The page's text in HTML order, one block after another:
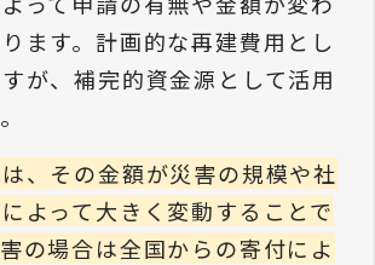
ます。計画的な再建費用とし
が、補完的資金源として活用
、その金額が災害の規模や社
よって大きく変動することで
の場合は全国からの寄付によ